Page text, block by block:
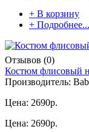
+ В корзину
+ Подробнее...
Отзывов (0)
Костюм флисовый
Производитель:
Цена: 2690р.
Цена: 2690р.